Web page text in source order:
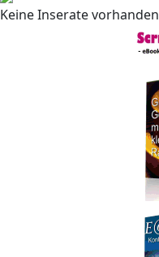
Keine Inserate vorhanden